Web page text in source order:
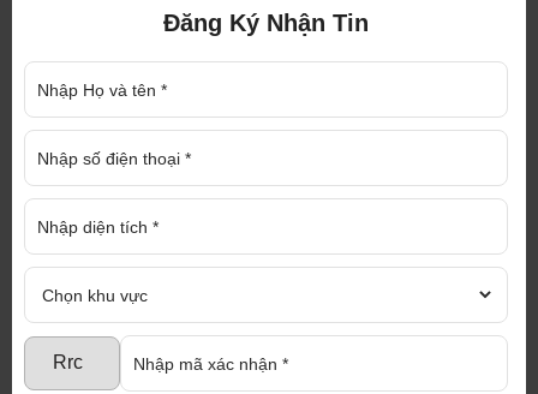
Đăng Ký Nhận Tin